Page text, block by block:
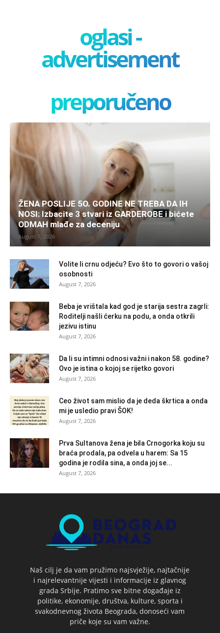
oglasi -
advertisement
preporučeno
ŽENA POSLIJE 5O. GODINE NE TREBA DA IH
NOSI: Izbacite 3 stvari iz GARDEROBE i bićete
ODMAH mlađe za deceniju
August 7, 2026
Volite li crnu odjeću? Evo što to govori o vašoj
osobnosti
August 7, 2026
Beba je vrištala kad god je starija sestra zagrli:
Roditelji našli ćerku na podu, a onda otkrili
jezivu istinu
August 7, 2026
Da li su intimni odnosi važni i nakon 58. godine?
Ovo je istina o kojoj se rijetko govori
August 7, 2026
Ceo život sam mislio da je deda škrtica a onda
mi je usledio pravi ŠOK!
August 7, 2026
Prva Sultanova žena je bila Crnogorka koju su
braća prodala, pa odvela u harem: Sa 15
godina je rodila sina, a onda joj se...
August 7, 2026
Naš cilj je da vam pružimo najsvježije, najtačnije
i najrelevantnije vijesti i informacije iz glavnog
grada Srbije. Pratimo sve bitne događaje iz
politike, ekonomije, društva, kulture, sporta i
svakodnevnog života Beograda, donoseći vam
priče koje su vam važne.